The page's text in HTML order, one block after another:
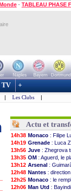
- TABLEAU PHASE
Naples Bayern
Dortmund
TV +
| Les Clubs |
Actu et
14h38 Monaco : Filipe
14h19 Grenade : Luca
13h56 Juve : Zhegrova
13h35 OM : Aguerd, le
13h12 Arsenal :
12h48 Nantes :
12h25 Monaco : le
12h06 Man Utd :